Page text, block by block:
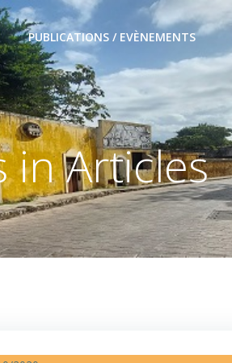
PUBLICATIONS / EVÈNEMENTS
in Articles